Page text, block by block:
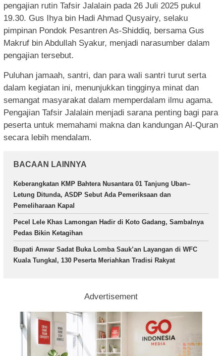
pengajian rutin Tafsir Jalalain pada 26 Juli 2025 pukul
19.30. Gus Ihya bin Hadi Ahmad Qusyairy, selaku
pimpinan Pondok Pesantren As-Shiddiq, bersama Gus
Makruf bin Abdullah Syakur, menjadi narasumber dalam
pengajian tersebut.
Puluhan jamaah, santri, dan para wali santri turut serta
dalam kegiatan ini, menunjukkan tingginya minat dan
semangat masyarakat dalam memperdalam ilmu agama.
Pengajian Tafsir Jalalain menjadi sarana penting bagi para
peserta untuk memahami makna dan kandungan Al-Quran
secara lebih mendalam.
BACAAN LAINNYA
Keberangkatan KMP Bahtera Nusantara 01 Tanjung Uban–
Letung Ditunda, ASDP Sebut Ada Pemeriksaan dan
Pemeliharaan Kapal
Pecel Lele Khas Lamongan Hadir di Koto Gadang, Sambalnya
Pedas Bikin Ketagihan
Bupati Anwar Sadat Buka Lomba Sauk’an Layangan di WFC
Kuala Tungkal, 130 Peserta Meriahkan Tradisi Rakyat
Advertisement